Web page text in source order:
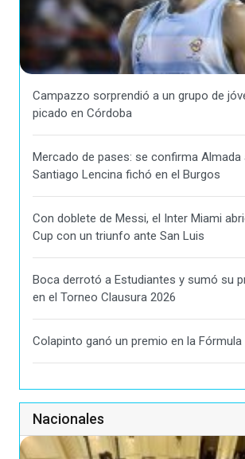
Campazzo sorprendió a un grupo de
picado en Córdoba
Mercado de pases: se confirma Almada
Santiago Lencina fichó en el Burgos
Con doblete de Messi, el Inter Miami
Cup con un triunfo ante San Luis
Boca derrotó a Estudiantes y sumó su
en el Torneo Clausura 2026
Colapinto ganó un premio en la Fórmula
Nacionales